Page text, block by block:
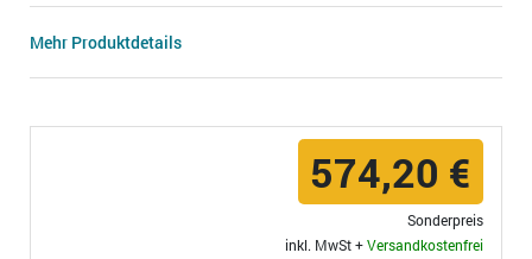
Mehr Produktdetails
574,20 €
Sonderpreis
inkl. MwSt +Versandkostenfrei